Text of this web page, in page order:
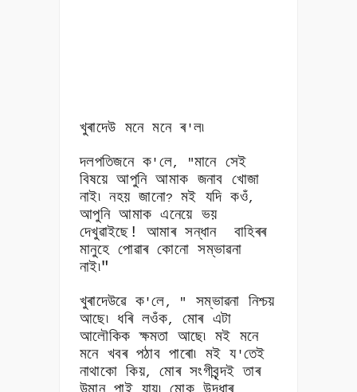
খুৰাদেউ মনে মনে ৰ'ল৷
দলপতিজনে ক' লে, "মানে সেই
বিষয়ে আপুনি আমাক জনাব খোজা
নাই৷ নহয় জানো? মই যদি কওঁ,
আপুনি আমাক এনেয়ে ভয়
দেখুৱাইছে! আমাৰ সন্ধান
বাহিৰৰ
মানুহে পোৱাৰ কোনো সম্ভাৱনা
নাই৷"
খুৰাদেউৱে ক'লে, "
সম্ভাৱনা নিশ্চয়
আছে৷ ধৰি লওঁক, মোৰ এটা
আলৌকিক ক্ষমতা আছে৷ মই মনে
মনে খবৰ পঠাব পাৰো৷ মই য'তেই
নাথাকো কিয়,মোৰ সংগীবৃন্দই তাৰ